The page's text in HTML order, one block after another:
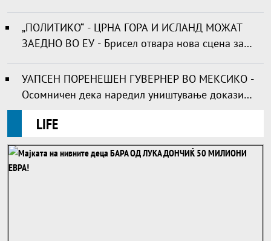
„ПОЛИТИКО“ - ЦРНА ГОРА И ИСЛАНД МОЖАТ
ЗАЕДНО ВО ЕУ - Брисел отвара нова сцена за
УАПСЕН ПОРЕНЕШЕН ГУВЕРНЕР ВО МЕКСИКО -
Осомничен дека наредил уништување докази
LIFE